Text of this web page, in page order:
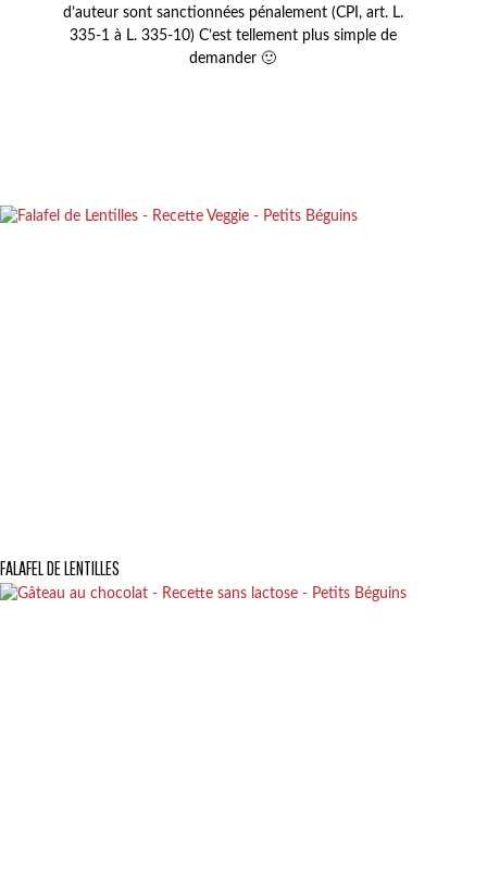
d’auteur sont sanctionnées pénalement (CPI, art. L.
335-1 à L. 335-10) C’est tellement plus simple de
demander 🙂
FALAFEL DE LENTILLES